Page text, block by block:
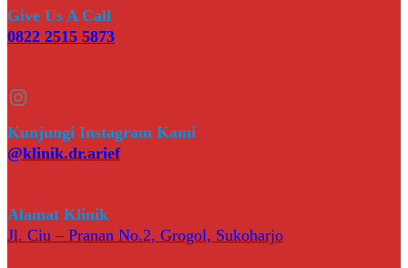
Give Us A Call
0822 2515 5873
Instagram
Kunjungi Instagram Kami
@klinik.dr.arief
Alamat Klinik
Jl. Ciu – Pranan No.2, Grogol, Sukoharjo